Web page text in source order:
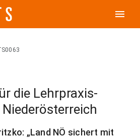
menu
die Lehrpraxis-
„Land NÖ sichert mit